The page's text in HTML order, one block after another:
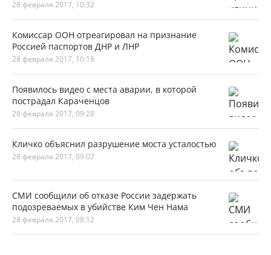
28 февраля 2017, 10:32
Комиссар ООН отреагировал на признание
Россией паспортов ДНР и ЛНР
28 февраля 2017, 10:18
Появилось видео с места аварии, в которой
пострадал Караченцов
28 февраля 2017, 09:28
Кличко объяснил разрушение моста усталостью
28 февраля 2017, 09:07
СМИ сообщили об отказе России задержать
подозреваемых в убийстве Ким Чен Нама
28 февраля 2017, 08:12